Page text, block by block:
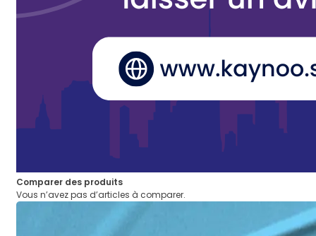
Comparer des produits
Vous n’avez pas d’articles à comparer.